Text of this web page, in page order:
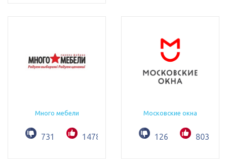
Много мебели
731 1478
Московские окна
126 803